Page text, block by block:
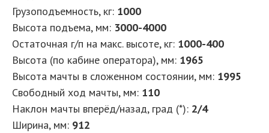
Грузоподъемность, кг: 1000
Высота подъема, мм: 3000-4000
Остаточная г/п на макс. высоте, кг: 1000-400
Высота (по кабине оператора), мм: 1965
Высота мачты в сложенном состоянии, мм: 1995
Свободный ход мачты, мм: 110
Наклон мачты вперёд/назад, град (*): 2/4
Ширина, мм: 912